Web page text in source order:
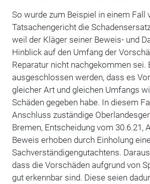
So wurde zum Beispiel in einem Fall
Tatsachengericht die
weil der Kläger seiner Beweis- und
Hinblick auf den Umfang der
Reparatur nicht nachgekommen sei.
ausgeschlossen werden, dass es
gleicher Art und gleichen Umfangs
Schäden gegeben habe. In diesem
Anschluss zuständige
Bremen, Entscheidung vom 30.6.21,
Beweis erhoben durch Einholung
Sachverständigengutachtens.
dass die Vorschäden aufgrund von
gut erkennbar sind. Diese seien